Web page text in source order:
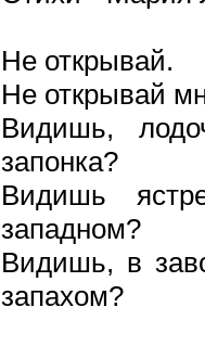
Не открывай.
Не открывай
Видишь,
запонка?
Видишь
западном?
Видишь, в
запахом?